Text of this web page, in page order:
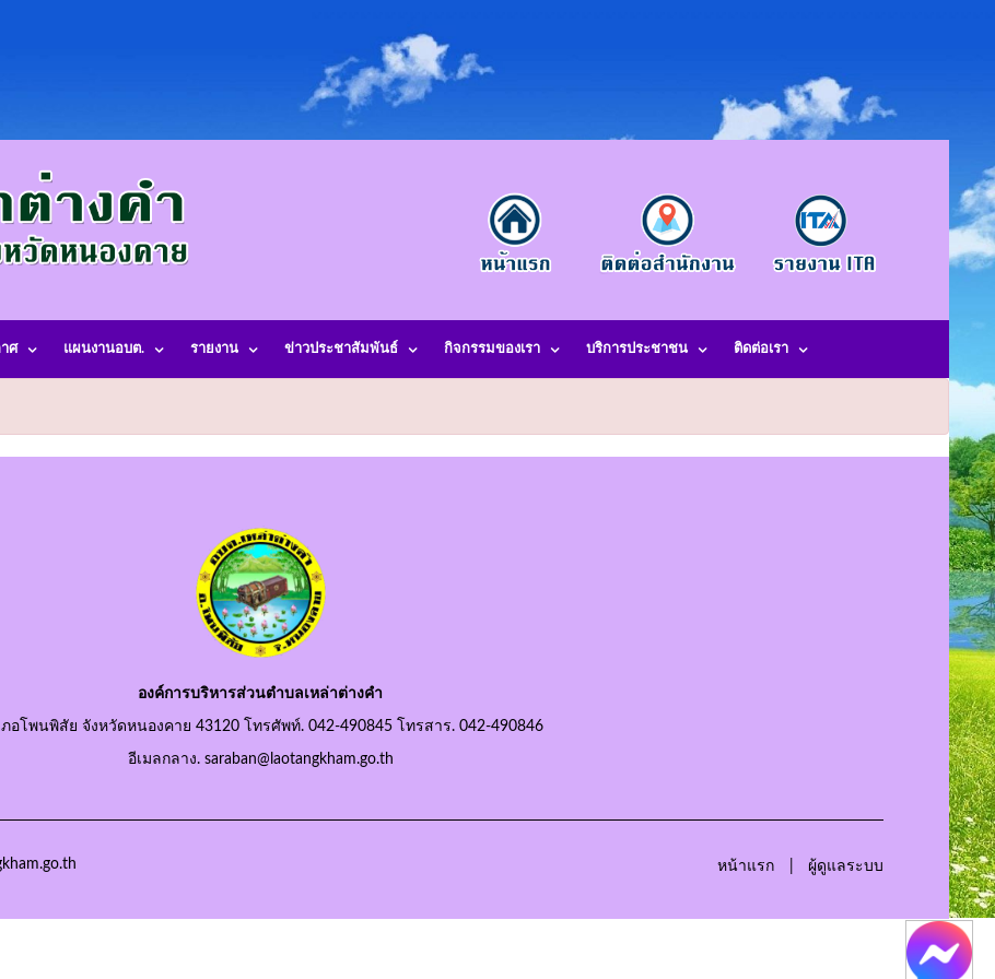
ศ แผนงานอบต. รายงาน ข่าวประชาสัมพันธ์ กิจกรรมของเรา บริการประชาชน ติดต่อเรา
องค์การบริหารส่วนตำบลเหล่าต่างคำ
ภอโพนพิสัย จังหวัดหนองคาย 43120 โทรศัพท์. 042-490845 โทรสาร. 042-490846
อีเมลกลาง. saraban@laotangkham.go.th
หน้าแรก ผู้ดูแลระบบ